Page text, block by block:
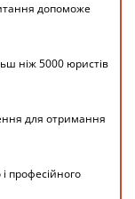
допоможе
ніж 5000 юристів
для отримання
професійного